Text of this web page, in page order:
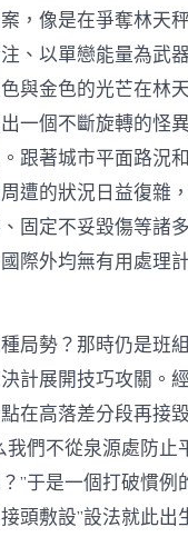
，像是在爭奪林天
、以單戀能量為武
與金色的光芒在林
一個不斷旋轉的怪
跟著城市平面路況
遭的狀況日益復雜
固定不妥毀傷等諸
際外均無有用處理
勢？那時仍是班
計展開技巧攻關。
在高落差分段再接
我們不從泉源處防
”于是一個打破慣例
頭敷設”設法就此出